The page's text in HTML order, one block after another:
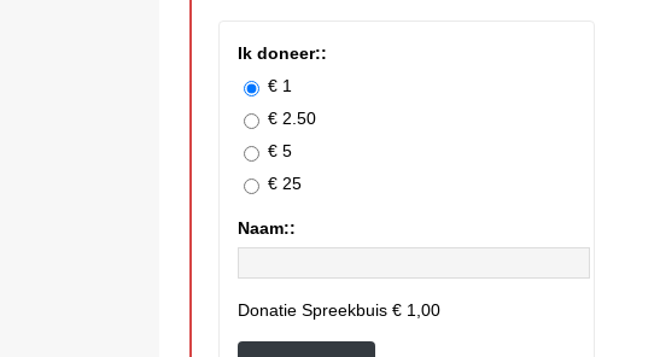
Ik doneer::
€ 1
€ 2.50
€ 5
€ 25
Naam::
Donatie Spreekbuis € 1,00